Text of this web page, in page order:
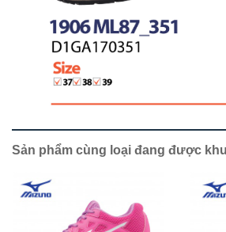
Sản phẩm cùng loại đang được